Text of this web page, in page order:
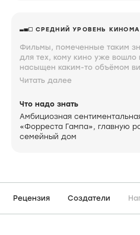
СРЕДНИЙ УРОВЕНЬ
Фильмы, помеченные таким
для тех, кому кино уже вошло
насыщен каким-то объёмом
мозг неплохо ориентируется
о том, что вы довольно крепко
Читать далее
Что надо знать
Амбициозная
«Форреста Гампа», главную
семейный дом
Рецензия Создатели